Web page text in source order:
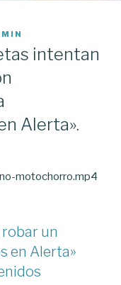
intentan
Alerta».
motochorro.mp4
un
en Alerta»